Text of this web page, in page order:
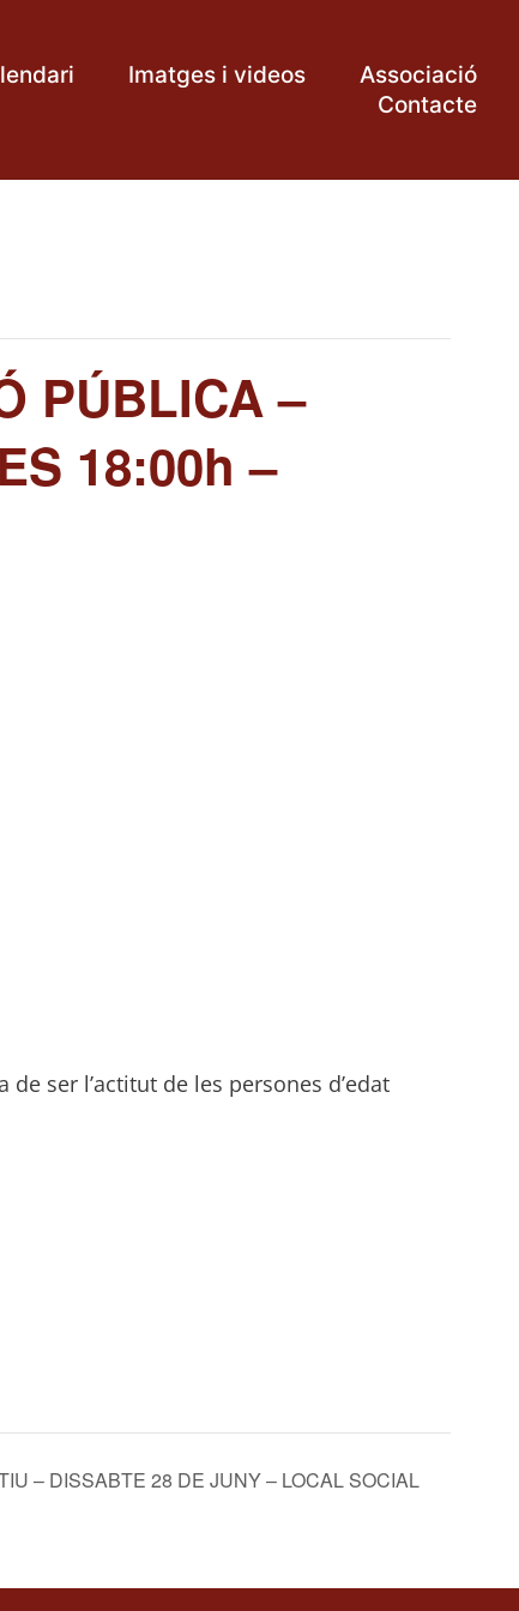
Imatges i videos
Associació
Contacte
PÚBLICA –
18:00h –
ser l’actitut de les persones d’edat
– DISSABTE 28 DE JUNY – LOCAL SOCIAL